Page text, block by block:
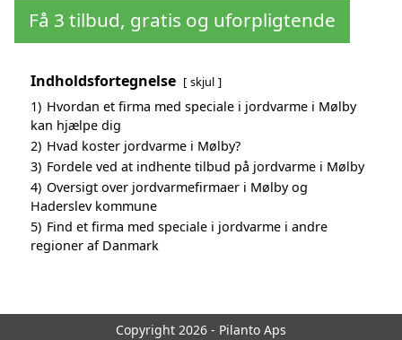
Få 3 tilbud, gratis og uforpligtende
Indholdsfortegnelse skjul
1) Hvordan et firma med speciale i jordvarme i Mølby
kan hjælpe dig
2) Hvad koster jordvarme i Mølby?
3) Fordele ved at indhente tilbud på jordvarme i Mølby
4) Oversigt over jordvarmefirmaer i Mølby og
Haderslev kommune
5) Find et firma med speciale i jordvarme i andre
regioner af Danmark
Copyright 2026 - Pilanto Aps